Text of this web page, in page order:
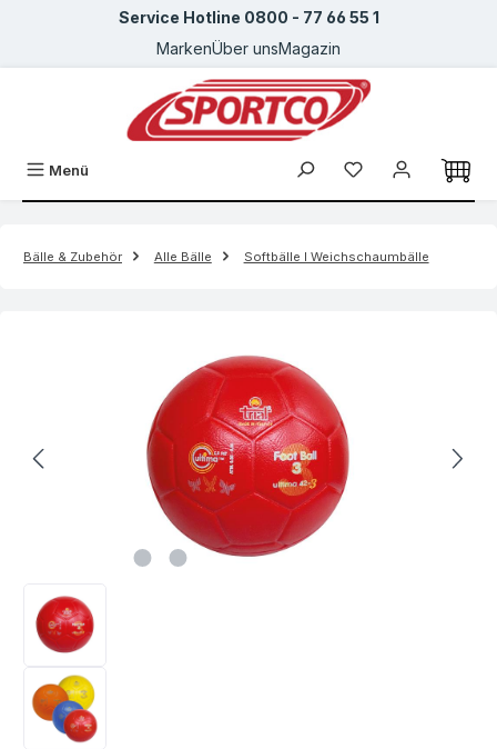
Zum Hauptinhalt springenService Hotline 0800 - 77 66 55 1
MarkenÜber unsMagazin
Menü
Bälle & Zubehör Alle Bälle Softbälle I Weichschaumbälle